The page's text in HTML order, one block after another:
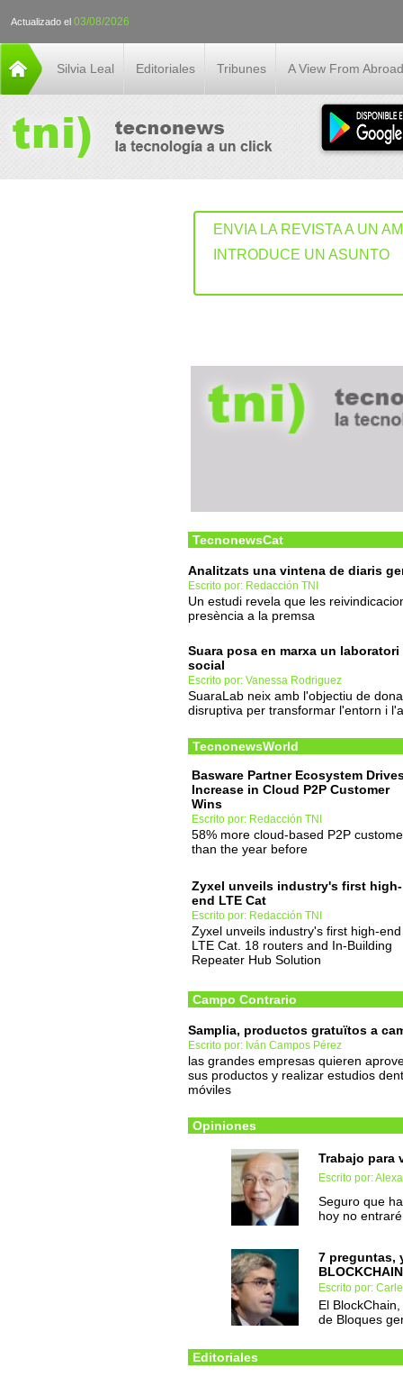
Actualizado el 03/08/2026
Silvia Leal Editoriales Tribunes A View From Abroad
ENVIA LA REVISTA A UN
INTRODUCE UN ASUNTO
TecnonewsCat
Analitzats una vintena de diaris
Escrito por: Redacción TNI
Un estudi revela que les
presència a la premsa
Suara posa en marxa un
social
Escrito por: Vanessa Rodriguez
SuaraLab neix amb l'objectiu de
disruptiva per transformar l'entorn i
TecnonewsWorld
Basware Partner Ecosystem
Increase in Cloud P2P Customer
Wins
Escrito por: Redacción TNI
58% more cloud-based P2P
than the year before
Zyxel unveils industry's first high-
end LTE Cat
Escrito por: Redacción TNI
Zyxel unveils industry's first high-end
LTE Cat. 18 routers and In-Building
Repeater Hub Solution
Campo Contrario
Samplia, productos gratuïtos a
Escrito por: Iván Campos Pérez
las grandes empresas quieren
sus productos y realizar estudios
móviles
Opiniones
Trabajo para
Escrito por:
Seguro que
hoy no
7 preguntas,
BLOCKCHAIN
Escrito por:
El
de Bloques
Editoriales